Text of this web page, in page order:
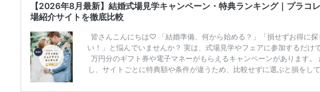
【2026年8月最新】結婚式場見学キャンペーン・特典ランキング｜プラコ
場紹介サイトを徹底比較
皆さんこんにちは♡ 「結婚準備、何から始める？」「損せずお得に探
い！」と悩んでいませんか？ 実は、式場見学やフェアに参加するだけ
万円分のギフト券や電子マネーがもらえるキャンペーンがあります。
し、サイトごとに特典額や条件が違うため、比較せずに選ぶと損をし